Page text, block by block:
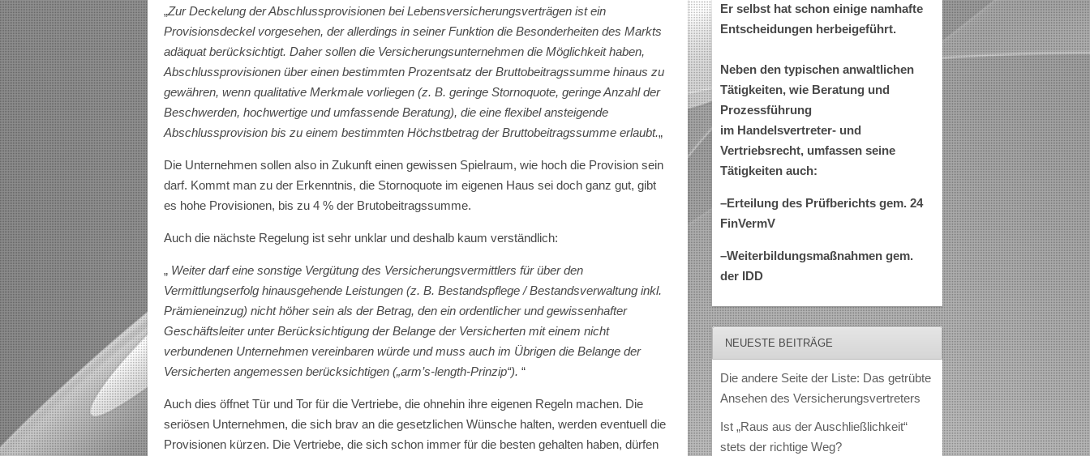
„Zur Deckelung der Abschlussprovisionen bei Lebensversicherungsverträgen ist ein
Provisionsdeckel vorgesehen, der allerdings in seiner Funktion die Besonderheiten des Markts
adäquat berücksichtigt. Daher sollen die Versicherungsunternehmen die Möglichkeit haben,
Abschlussprovisionen über einen bestimmten Prozentsatz der Bruttobeitragssumme hinaus zu
gewähren, wenn qualitative Merkmale vorliegen (z. B. geringe Stornoquote, geringe Anzahl der
Beschwerden, hochwertige und umfassende Beratung), die eine flexibel ansteigende
Abschlussprovision bis zu einem bestimmten Höchstbetrag der Bruttobeitragssumme erlaubt.„
Die Unternehmen sollen also in Zukunft einen gewissen Spielraum, wie hoch die Provision sein
darf. Kommt man zu der Erkenntnis, die Stornoquote im eigenen Haus sei doch ganz gut, gibt
es hohe Provisionen, bis zu 4 % der Brutobeitragssumme.
Auch die nächste Regelung ist sehr unklar und deshalb kaum verständlich:
„ Weiter darf eine sonstige Vergütung des Versicherungsvermittlers für über den
Vermittlungserfolg hinausgehende Leistungen (z. B. Bestandspflege / Bestandsverwaltung inkl.
Prämieneinzug) nicht höher sein als der Betrag, den ein ordentlicher und gewissenhafter
Geschäftsleiter unter Berücksichtigung der Belange der Versicherten mit einem nicht
verbundenen Unternehmen vereinbaren würde und muss auch im Übrigen die Belange der
Versicherten angemessen berücksichtigen („arm’s-length-Prinzip“). “
Auch dies öffnet Tür und Tor für die Vertriebe, die ohnehin ihre eigenen Regeln machen. Die
seriösen Unternehmen, die sich brav an die gesetzlichen Wünsche halten, werden eventuell die
Provisionen kürzen. Die Vertriebe, die sich schon immer für die besten gehalten haben, dürfen
Er selbst hat schon einige namhafte
Entscheidungen herbeigeführt.
Neben den typischen anwaltlichen
Tätigkeiten, wie Beratung und
Prozessführung
im Handelsvertreter- und
Vertriebsrecht, umfassen seine
Tätigkeiten auch:
–Erteilung des Prüfberichts gem. 24
FinVermV
–Weiterbildungsmaßnahmen gem.
der IDD
NEUESTE BEITRÄGE
Die andere Seite der Liste: Das getrübte
Ansehen des Versicherungsvertreters
Ist „Raus aus der Auschließlichkeit“
stets der richtige Weg?